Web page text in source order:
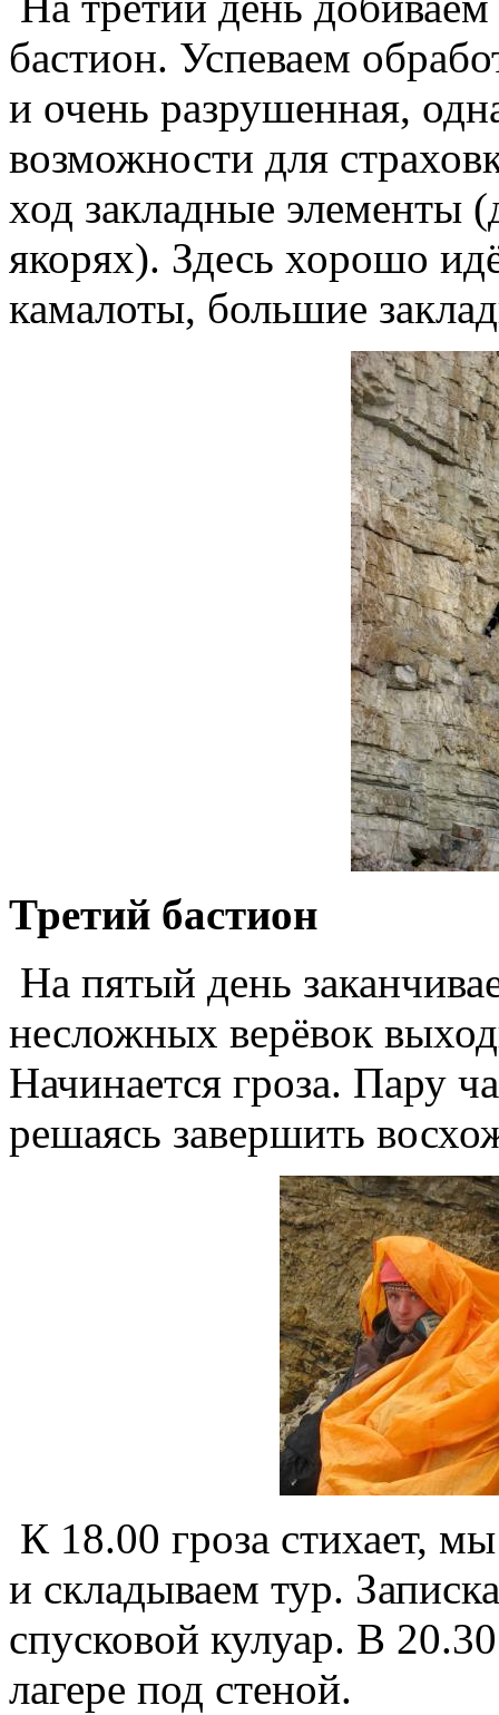
бастион. Успеваем
и очень разрушенная,
возможности для
ход закладные элементы
якорях). Здесь хорошо
камалоты, большие
Третий бастион
На пятый день
несложных верёвок
Начинается гроза. Пару
решаясь завершить
К 18.00 гроза стихает,
и складываем тур.
спусковой кулуар. В
лагере под стеной.